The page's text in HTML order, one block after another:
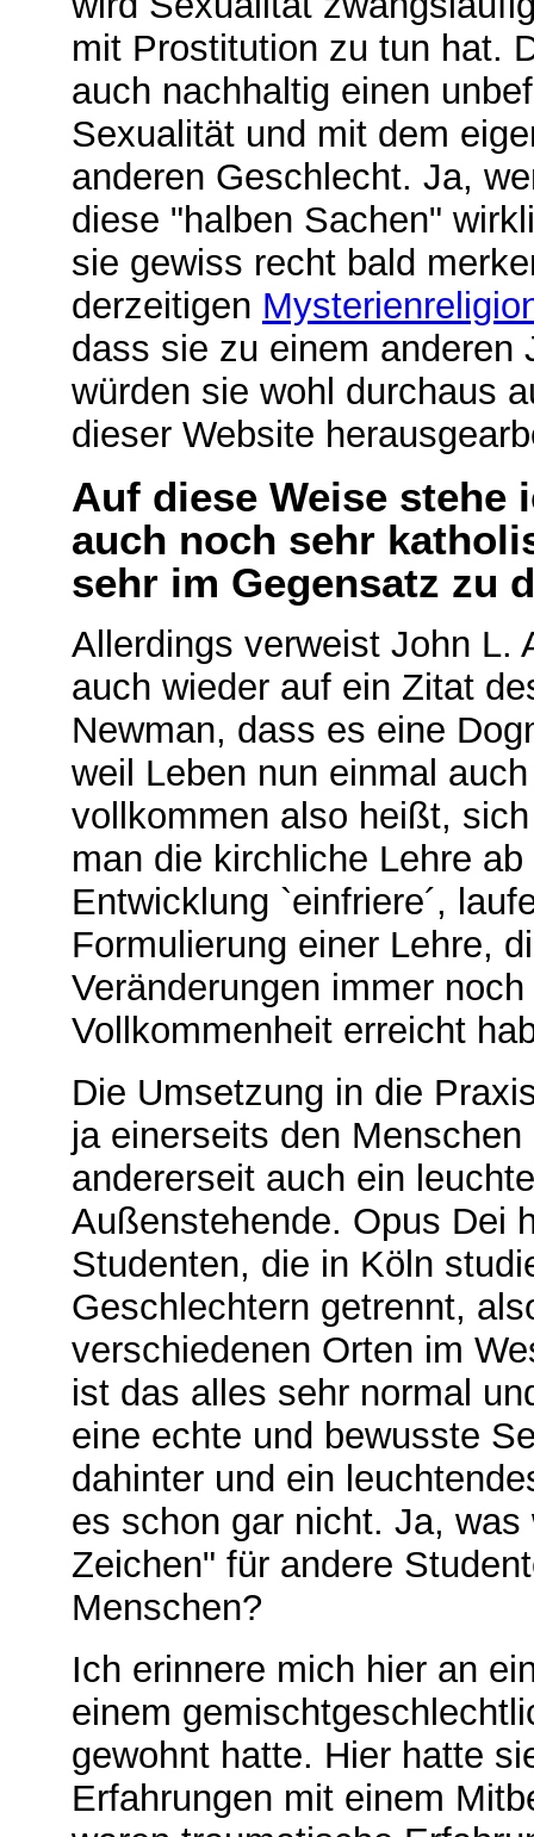
mit Prostitution zu tun hat.
auch nachhaltig einen
Sexualität und mit dem
anderen Geschlecht. Ja,
diese "halben Sachen"
sie gewiss recht bald
derzeitigen
dass sie zu einem anderen
würden sie wohl durchaus
dieser Website
Auf diese Weise
auch noch sehr
sehr im Gegensatz zu
Allerdings verweist John L.
auch wieder auf ein Zitat
Newman, dass es eine
weil Leben nun einmal
vollkommen also heißt,
man die kirchliche Lehre
Entwicklung `einfriere´,
Formulierung einer Lehre,
Veränderungen immer
Vollkommenheit erreicht
Die Umsetzung in die
ja einerseits den
andererseit auch ein
Außenstehende. Opus Dei
Studenten, die in Köln
Geschlechtern getrennt,
verschiedenen Orten im
ist das alles sehr normal
eine echte und bewusste
dahinter und ein
es schon gar nicht. Ja,
Zeichen" für andere
Menschen?
Ich erinnere mich hier an
einem
gewohnt hatte. Hier hatte
Erfahrungen mit einem